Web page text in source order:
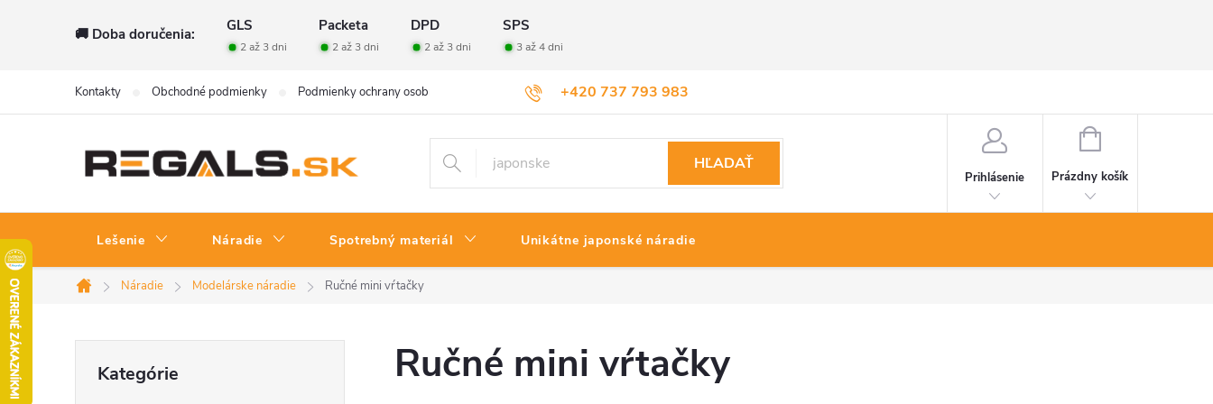
🚚 Doba doručenia: GLS Packeta DPD SPS
2 až 3 dni 2 až 3 dni 2 až 3 dni 3 až 4 dni
+420 737 793 983
Kontakty Obchodné podmienky Podmienky ochrany osobných údajov Veľkoobchod Vrátenie tovaru
HĽADAŤ
Prihlásenie
NÁKUPNÝ
Prázdny košík
Lešenie Náradie Spotrebný materiál Unikátne japonské náradie
Domov
Náradie Modelárske náradie Ručné mini vŕtačky
kategórie
Kategórie Ručné mini vŕtačky